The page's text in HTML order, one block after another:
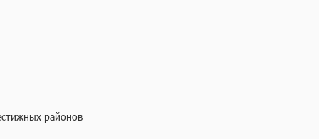
районов